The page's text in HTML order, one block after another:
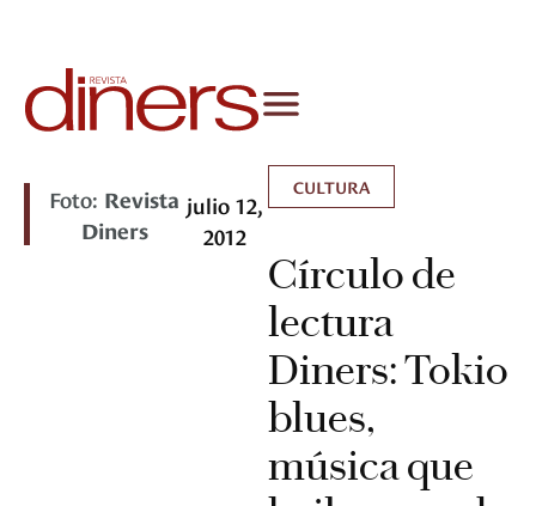
Foto: Revista
Diners
julio 12,
2012
CULTURA
Círculo de
lectura
Diners: Tokio
blues,
música que